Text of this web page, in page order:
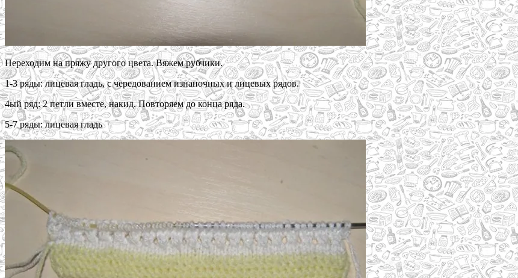
Переходим на пряжу другого цвета. Вяжем рубчики.
1-3 ряды: лицевая гладь, с чередованием изнаночных и лицевых рядов.
4ый ряд: 2 петли вместе, накид. Повторяем до конца ряда.
5-7 ряды: лицевая гладь